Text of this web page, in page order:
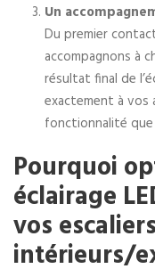
Un
Du premier
accompagnons à
résultat final de
exactement à
fonctionnalité
Pourquoi
éclairage
vos escaliers
intérieurs/